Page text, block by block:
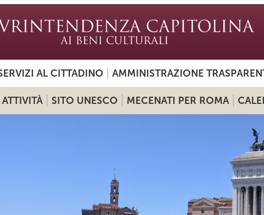
AL CITTADINO AMMINISTRAZIONE
ATTIVITÀ SITO UNESCO MECENATI PER ROMA